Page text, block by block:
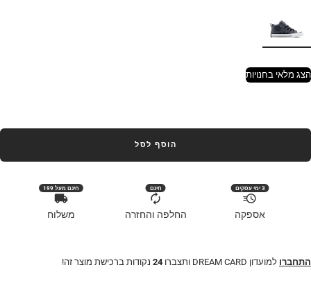
הצג מלאי בחנויות
הוסף לסל
3 ימי עסקים
אספקה
חינם
החלפה והחזרה
חינם מעל 199
משלוח
התחברו למועדון DREAM CARD ותצברו 24 נקודות ברכישת מוצר זה!